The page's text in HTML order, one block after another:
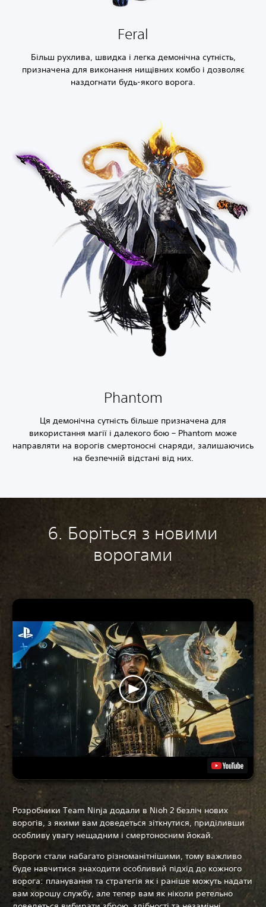
Feral
Більш рухлива, швидка і легка демонічна сутність,
призначена для виконання нищівних комбо і дозволяє
наздогнати будь-якого ворога.
Phantom
Ця демонічна сутність більше призначена для
використання магії і далекого бою – Phantom може
направляти на ворогів смертоносні снаряди, залишаючись
на безпечній відстані від них.
6. Боріться з новими
ворогами
Розробники Team Ninja додали в Nioh 2 безліч нових
ворогів, з якими вам доведеться зіткнутися, приділивши
особливу увагу нещадним і смертоносним йокай.
Вороги стали набагато різноманітнішими, тому важливо
буде навчитися знаходити особливий підхід до кожного
ворога: планування та стратегія як і раніше можуть надати
вам хорошу службу, але тепер вам як ніколи ретельно